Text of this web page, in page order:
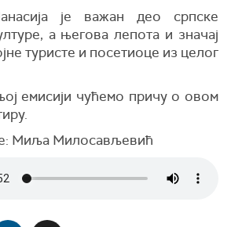
је важан део српске
а његова лепота и значај
туристе и посетиоце из целог
емисији чућемо причу о овом
Миља Милосављевић